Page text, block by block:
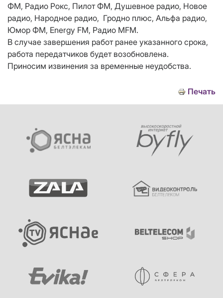
ФМ, Радио Рокс, Пилот ФМ, Душевное радио, Новое
радио, Народное радио, Гродно плюс, Альфа радио,
Юмор ФМ, Energy FM, Радио MFM.
В случае завершения работ ранее указанного срока,
работа передатчиков будет возобновлена.
Приносим извинения за временные неудобства.
Печать